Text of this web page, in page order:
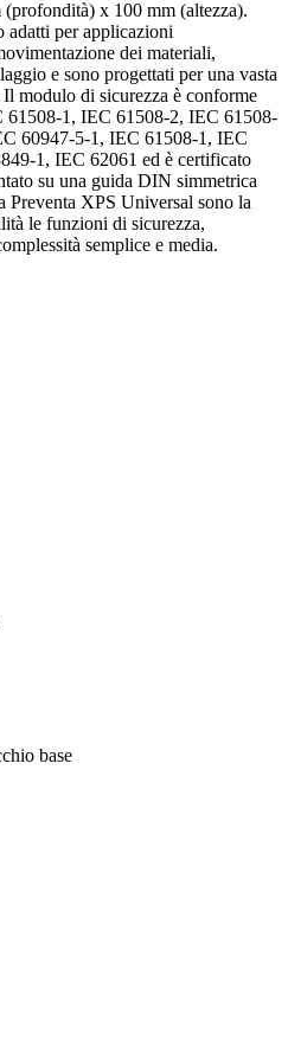
x 100 mm (altezza).
adatti per applicazioni
dei materiali,
e sono progettati per una vasta
modulo di sicurezza è conforme
1, IEC 61508-2, IEC 61508-
60947-5-1, IEC 61508-1, IEC
1, IEC 62061 ed è certificato
su una guida DIN simmetrica
Preventa XPS Universal sono la
le funzioni di sicurezza,
semplice e media.
base